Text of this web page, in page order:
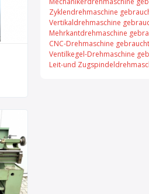
Zyklendrehmaschine
Vertikaldrehmaschine
Mehrkantdrehmaschine
CNC-Drehmaschine gebraucht
Ventilkegel-Drehmaschine
Leit-und